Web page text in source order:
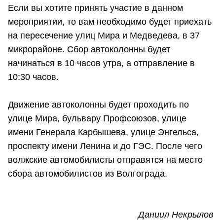
Если вы хотите принять участие в данном
мероприятии, то вам необходимо будет приехать
на пересечение улиц Мира и Медведева, в 37
микрорайоне. Сбор автоколонны будет
начинаться в 10 часов утра, а отправление в
10:30 часов.
Движение автоколонны будет проходить по
улице Мира, бульвару Профсоюзов, улице
имени Генерала Карбышева, улице Энгельса,
проспекту имени Ленина и до ГЭС. После чего
волжские автомобилисты отправятся на место
сбора автомобилистов из Волгограда.
Даниил Некрылов